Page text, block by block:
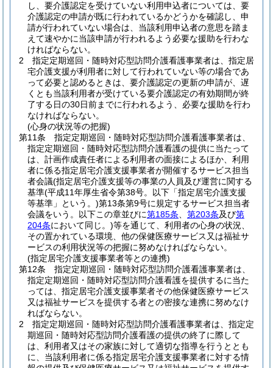
し、要介護認定を受けていない利用申込者については、要
介護認定の申請が既に行われているかどうかを確認し、申
請が行われていない場合は、当該利用申込者の意思を踏ま
えて速やかに当該申請が行われるよう必要な援助を行わな
ければならない。
2
指定定期巡回・随時対応型訪問介護看護事業者は、指定居
宅介護支援が利用者に対して行われていない等の場合であ
って必要と認めるときは、要介護認定の更新の申請が、遅
くとも当該利用者が受けている要介護認定の有効期間が終
了する日の30日前までに行われるよう、必要な援助を行わ
なければならない。
(心身の状況等の把握)
第11条
指定定期巡回・随時対応型訪問介護看護事業者は、
指定定期巡回・随時対応型訪問介護看護の提供に当たって
は、計画作成責任者による利用者の面接によるほか、利用
者に係る指定居宅介護支援事業者が開催するサービス担当
者会議(指定居宅介護支援等の事業の人員及び運営に関する
基準(平成11年厚生省令第38号。以下「指定居宅介護支援
等基準」という。)第13条第9号に規定するサービス担当者
会議をいう。以下この章並びに第185条 第203条及び第
204条において同じ。)等を通じて、利用者の心身の状況、
その置かれている環境、他の保健医療サービス又は福祉サ
ービスの利用状況等の把握に努めなければならない。
(指定居宅介護支援事業者等との連携)
第12条
指定定期巡回・随時対応型訪問介護看護事業者は、
指定定期巡回・随時対応型訪問介護看護を提供するに当た
っては、指定居宅介護支援事業者その他保健医療サービス
又は福祉サービスを提供する者との密接な連携に努めなけ
ればならない。
2
指定定期巡回・随時対応型訪問介護看護事業者は、指定定
期巡回・随時対応型訪問介護看護の提供の終了に際して
は、利用者又はその家族に対して適切な指導を行うととも
に、当該利用者に係る指定居宅介護支援事業者に対する情